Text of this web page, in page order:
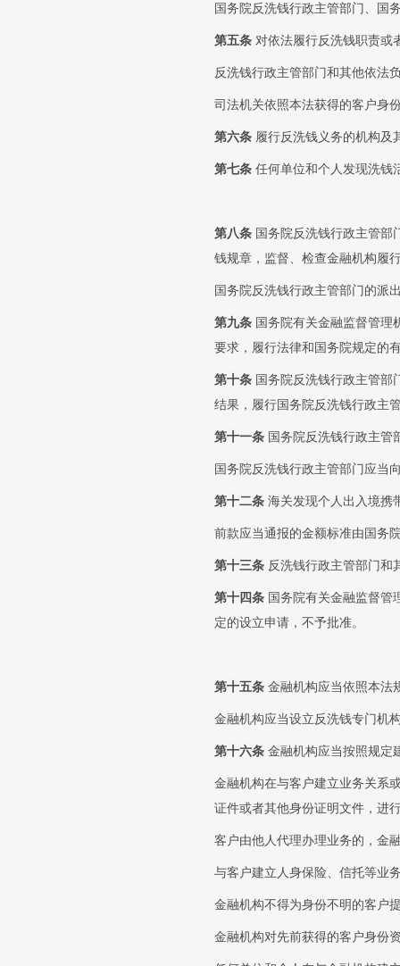
国务院反洗钱行政主管部门、国
第五条 对依法履行反洗钱职责或
反洗钱行政主管部门和其他依法
司法机关依照本法获得的客户身
第六条 履行反洗钱义务的机构
第七条 任何单位和个人发现洗钱
第八条 国务院反洗钱行政主管部
钱规章，监督、检查金融机构履
国务院反洗钱行政主管部门的派
第九条 国务院有关金融监督管理
要求，履行法律和国务院规定的
第十条 国务院反洗钱行政主管部
结果，履行国务院反洗钱行政主
第十一条 国务院反洗钱行政主管
国务院反洗钱行政主管部门应当
第十二条 海关发现个人出入境携
前款应当通报的金额标准由国务
第十三条 反洗钱行政主管部门和
第十四条 国务院有关金融监督管
定的设立申请，不予批准。
第十五条 金融机构应当依照本法
金融机构应当设立反洗钱专门机
第十六条 金融机构应当按照规定
金融机构在与客户建立业务关系
证件或者其他身份证明文件，进
客户由他人代理办理业务的，金
与客户建立人身保险、信托等业
金融机构不得为身份不明的客户
金融机构对先前获得的客户身份